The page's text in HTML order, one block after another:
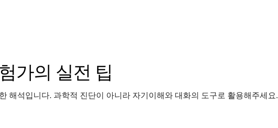
가의 실전 팁
해석입니다. 과학적 진단이 아니라 자기이해와 대화의 도구로 활용해주세요.